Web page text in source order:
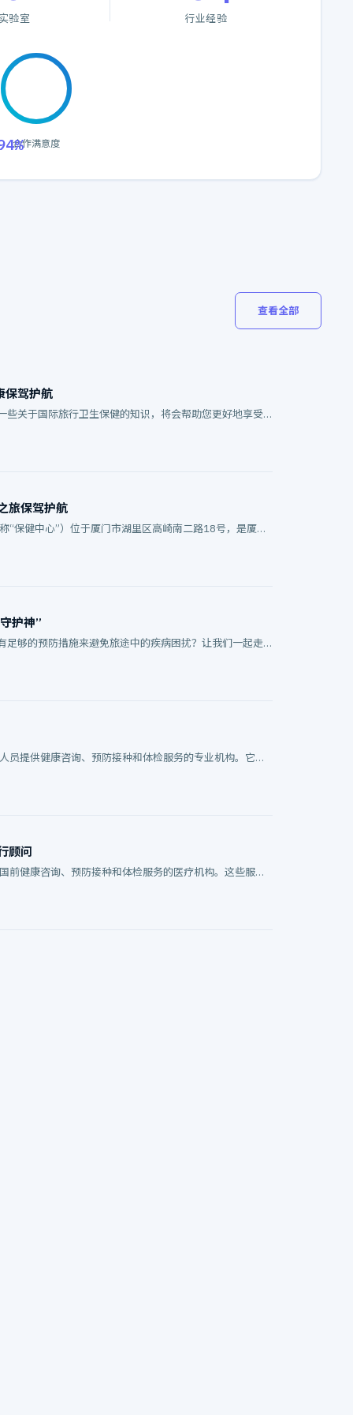
实验室 行业经验
合作满意度
查看全部
保驾护航
关于国际旅行卫生保健的知识，将会帮助您更好地享受
旅保驾护航
“保健中心”）位于厦门市湖里区高崎南二路18号，是厦门
护神”
够的预防措施来避免旅途中的疾病困扰？让我们一起走
员提供健康咨询、预防接种和体检服务的专业机构。它旨
顾问
前健康咨询、预防接种和体检服务的医疗机构。这些服务